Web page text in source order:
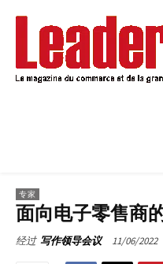
专家
面向电子零售商
经过 写作领导会议 11/06/2022